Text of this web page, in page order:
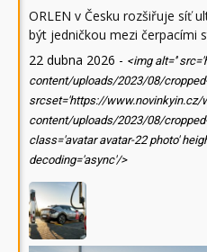
ORLEN v Česku rozšiřuje síť
být jedničkou mezi čerpacími
22 dubna 2026 - <img alt=''
content/uploads/2023/08/
srcset='https://www.novinkyin.cz/
content/uploads/2023/08/
class='avatar avatar-22 photo'
decoding='async'/>